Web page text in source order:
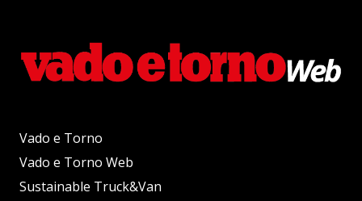
Vado e Torno
Vado e Torno Web
Sustainable Truck&Van